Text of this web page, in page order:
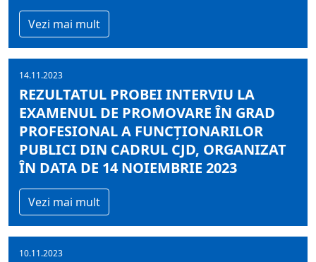
Vezi mai mult
14.11.2023
REZULTATUL PROBEI INTERVIU LA
EXAMENUL DE PROMOVARE ÎN GRAD
PROFESIONAL A FUNCŢIONARILOR
PUBLICI DIN CADRUL CJD, ORGANIZAT
ÎN DATA DE 14 NOIEMBRIE 2023
Vezi mai mult
10.11.2023